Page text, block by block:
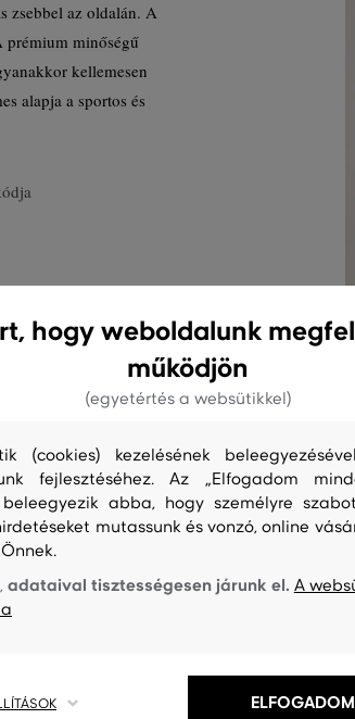
zsebbel az oldalán. A
prémium minőségű
kellemesen
alapja a sportos és
hogy weboldalunk
működjön
(egyetértés a websütikkel)
(cookies) kezelésének
fejlesztéséhez. Az „Elfogadom
abba, hogy személyre
mutassunk és vonzó, online
adataival tisztességesen járunk el. A